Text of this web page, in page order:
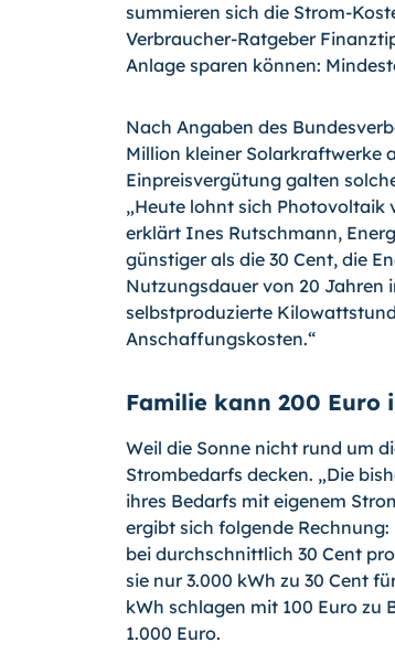
summieren sich die Strom-
Verbraucher-Ratgeber
Anlage sparen können:
Nach Angaben des
Million kleiner Solarkraftwerke
Einpreisvergütung galten
„Heute lohnt sich Photovoltaik
erklärt Ines Rutschmann,
günstiger als die 30 Cent, die
Nutzungsdauer von 20 Jahren
selbstproduzierte
Anschaffungskosten.“
Familie kann 200 Euro
Weil die Sonne nicht rund um
Strombedarfs decken. „Die
ihres Bedarfs mit eigenem
ergibt sich folgende
bei durchschnittlich 30 Cent
sie nur 3.000 kWh zu 30 Cent
kWh schlagen mit 100 Euro zu
1.000 Euro.